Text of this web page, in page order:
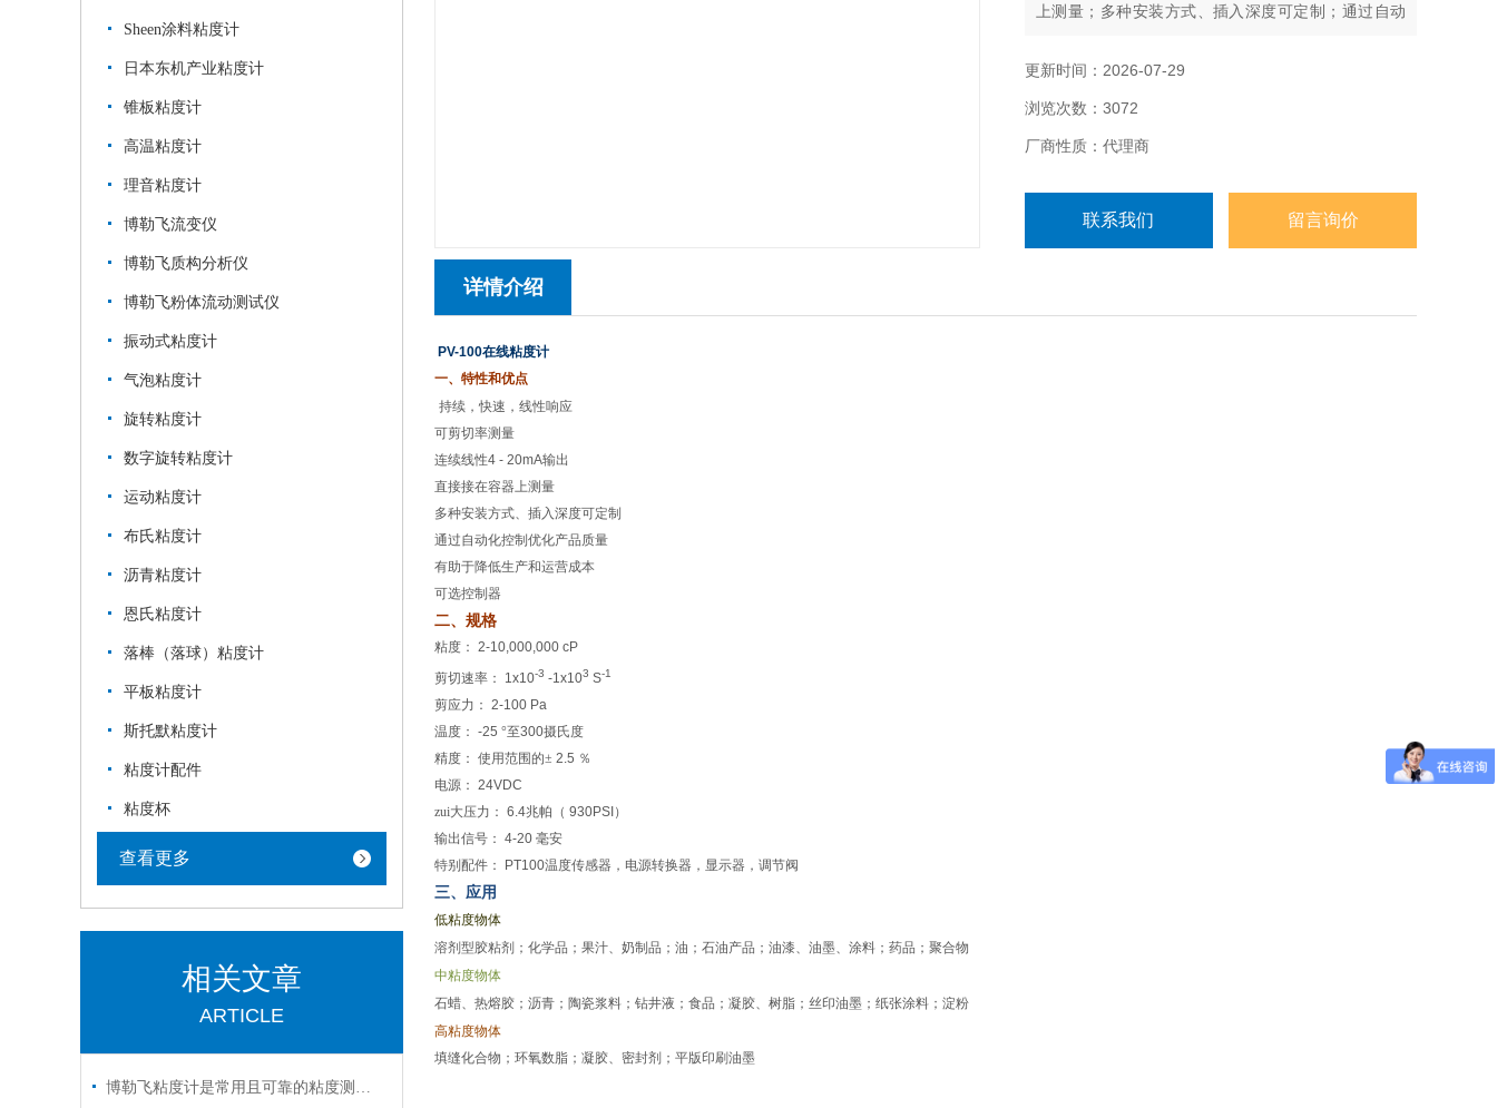
Sheen涂料粘度计
日本东机产业粘度计
锥板粘度计
高温粘度计
理音粘度计
博勒飞流变仪
博勒飞质构分析仪
博勒飞粉体流动测试仪
振动式粘度计
气泡粘度计
旋转粘度计
数字旋转粘度计
运动粘度计
布氏粘度计
沥青粘度计
恩氏粘度计
落棒（落球）粘度计
平板粘度计
斯托默粘度计
粘度计配件
粘度杯
查看更多
相关文章
ARTICLE
博勒飞粘度计是常用且可靠的粘度测量仪器
上测量；多种安装方式、插入深度可定制；通过自动
可选控制器。
更新时间：2026-07-29
浏览次数：3072
厂商性质：代理商
联系我们 留言询价
详情介绍
PV-100在线粘度计
一、特性和优点
持续，快速，线性响应
可剪切率测量
连续线性4 - 20mA输出
直接接在容器上测量
多种安装方式、插入深度可定制
通过自动化控制 优化产品质量
有助于降低生产和运营成本
可选控制器
二、规格
粘度： 2-10,000,000 cP
剪切速率：
1x10-3 -1x103 S-1
剪应力： 2-100 Pa
温度： -25 °至300摄氏度
精度： 使用范围的± 2.5 ％
电源： 24VDC
zui大压力： 6.4兆帕（ 930PSI ）
输出信号： 4-20 毫安
特别配件：
PT100温度传感器，电源转换器，显示器，调节阀
三、应用
低粘度物体
溶剂型胶粘剂；化学品；果汁、奶制品；油；石油产品；油漆、油墨、涂料；药品；聚合物
中粘度物体
石蜡、热熔胶；沥青；陶瓷浆料；钻井液；食品；凝胶、树脂；丝印油墨；纸张涂料；淀粉
高粘度物体
填缝化合物；环氧数脂；凝胶、密封剂；平版印刷油墨